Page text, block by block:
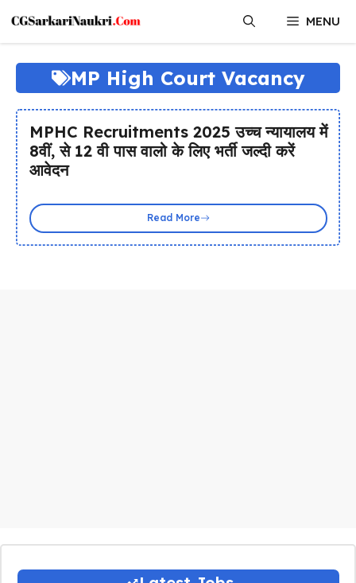
content
MENU
MP High Court Vacancy
MPHC Recruitments 2025 उच्च न्यायालय में
8वीं, से 12 वी पास वालो के लिए भर्ती जल्दी करें
आवेदन
Read More